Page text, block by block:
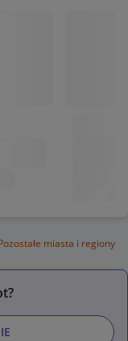
miasta i regiony